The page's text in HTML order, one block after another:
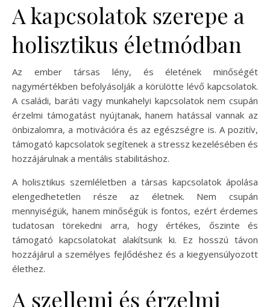
A kapcsolatok szerepe a
holisztikus életmódban
Az ember társas lény, és életének minőségét
nagymértékben befolyásolják a körülötte lévő kapcsolatok.
A családi, baráti vagy munkahelyi kapcsolatok nem csupán
érzelmi támogatást nyújtanak, hanem hatással vannak az
önbizalomra, a motivációra és az egészségre is. A pozitív,
támogató kapcsolatok segítenek a stressz kezelésében és
hozzájárulnak a mentális stabilitáshoz.
A holisztikus szemléletben a társas kapcsolatok ápolása
elengedhetetlen része az életnek. Nem csupán
mennyiségük, hanem minőségük is fontos, ezért érdemes
tudatosan törekedni arra, hogy értékes, őszinte és
támogató kapcsolatokat alakítsunk ki. Ez hosszú távon
hozzájárul a személyes fejlődéshez és a kiegyensúlyozott
élethez.
A szellemi és érzelmi